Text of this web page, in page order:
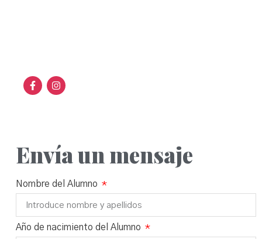
Envía un mensaje
Nombre del Alumno
Año de nacimiento del Alumno